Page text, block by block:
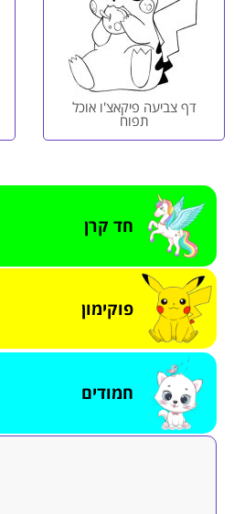
חד קרן
פוקימון
חמודים
דף צביעה פיקאצ'ו אוכל
תפוח